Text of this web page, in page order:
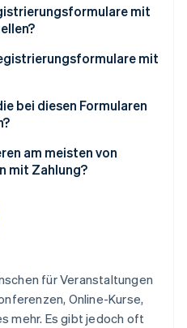
mit
für
mit
Zahlungsbibliotheken
mit
bei diesen Formularen
versteckte Gebühren
am meisten von
mit Zahlung?
für Veranstaltungen
Online-Kurse,
mehr. Es gibt jedoch oft